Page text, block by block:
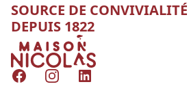
SOURCE DE CONVIVIALITÉ
DEPUIS 1822
Nicolas
FacebookInstagramLinkedIn